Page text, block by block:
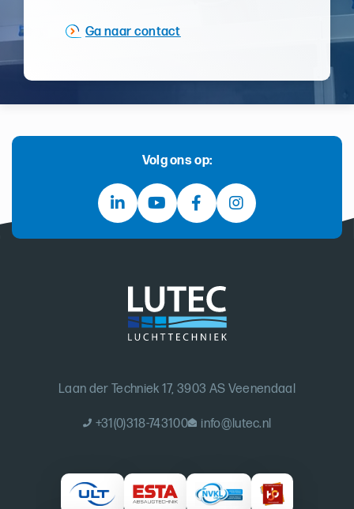
Ga naar contact
Volg ons op:
Laan der Techniek 17, 3903 AS Veenendaal
+31(0)318-743100 info@lutec.nl